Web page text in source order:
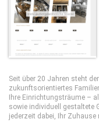
Seit über 20 Jahren steht
zukunftsorientiertes
Ihre Einrichtungsträume –
sowie individuell gestaltete
jederzeit dabei, Ihr